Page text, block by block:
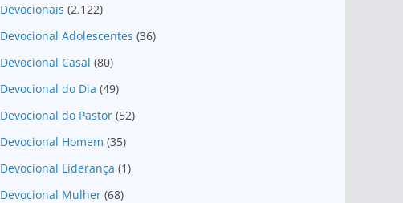
Devocionais (2.122)
Devocional Adolescentes (36)
Devocional Casal (80)
Devocional do Dia (49)
Devocional do Pastor (52)
Devocional Homem (35)
Devocional Liderança (1)
Devocional Mulher (68)